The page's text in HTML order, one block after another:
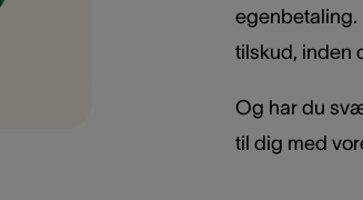
egenbetaling.
tilskud, inden
Og har du
til dig med